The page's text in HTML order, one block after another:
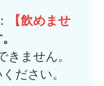
：
【飲めませ
ません。
ださい。